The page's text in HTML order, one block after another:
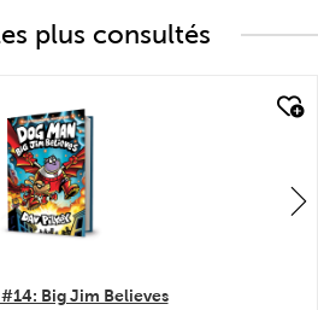
plus consultés
Big Jim Believes